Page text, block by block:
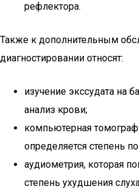
рефлектора.
Также к дополнительным
диагностировании относят:
изучение экссудата на
анализ крови;
компьютерная
определяется степень
аудиометрия, которая
степень ухудшения